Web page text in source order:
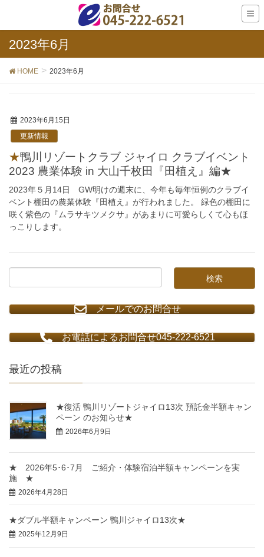
2023年6月
HOME 2023年6月
2023年6月15日
更新情報
★鴨川リゾートクラブ ジャイロ クラブイベント
2023 農業体験 in 大山千枚田『田植え』編★
2023年５月14日 GW明けの週末に、今年も毎年恒例のクラブイ
ベント棚田の農業体験『田植え』が行われました。 緑色の棚田に
咲く紫色の『ムラサキツメクサ』があまりに可愛らしくて心もほ
っこりします。
メールでのお問合せ
お電話によるお問合せ045-222-6521
最近の投稿
★復活 鴨川リゾートジャイロ13次 預託金半額キャン
ペーン のお知らせ★
2026年6月9日
★ 2026年5･6･7月 ご紹介・体験宿泊半額キャンペーンを実
施 ★
2026年4月28日
★ダブル半額キャンペーン 鴨川ジャイロ13次★
2025年12月9日